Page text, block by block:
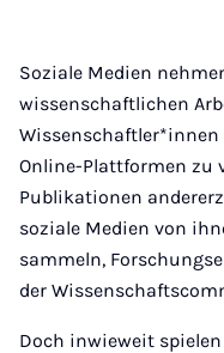
Soziale Medien
wissenschaftlichen
Online-Plattformen zu
Publikationen
soziale Medien von
sammeln,
der
Doch inwieweit